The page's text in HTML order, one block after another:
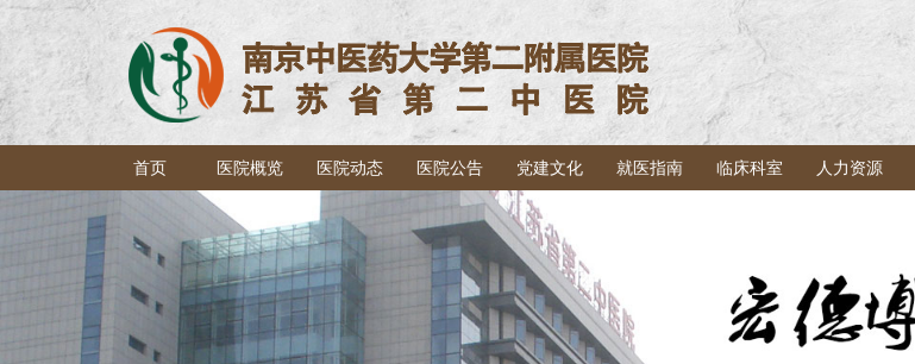
首页 医院概览 医院动态 医院公告 党建文化 就医指南 临床科室 人力资源